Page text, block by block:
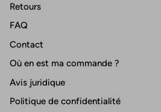
Retours
FAQ
Contact
Où en est ma commande ?
Avis juridique
Politique de confidentialité